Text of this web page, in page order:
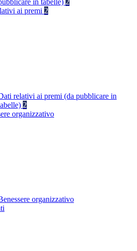
in tabelle) 2
ai premi 2
relativi ai premi (da pubblicare in
2
organizzativo
organizzativo